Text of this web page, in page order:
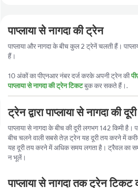
पाप्लाया से नागदा की ट्रेन
पाप्लाया और नागदा के बीच कुल 2 ट्रेनें चलती हैं।
हैं।
10 अंकों का पीएनआर नंबर दर्ज करके अपनी ट्रेन की
पाप्लाया से नागदा की ट्रेन टिकटबुक कर सकते हैं।.
ट्रेन द्वारा पाप्लाया से नागदा की दूरी
पाप्लाया से नागदा के बीच की दूरी लगभग 142 किमी है।
बीच चलने वाली सबसे तेज़ ट्रेन यह दूरी तय करने में
यह दूरी तय करने में अधिक समय लगता है। ट्रैवल
न भूलें।
पाप्लाया से नागदा तक ट्रेन टिकट